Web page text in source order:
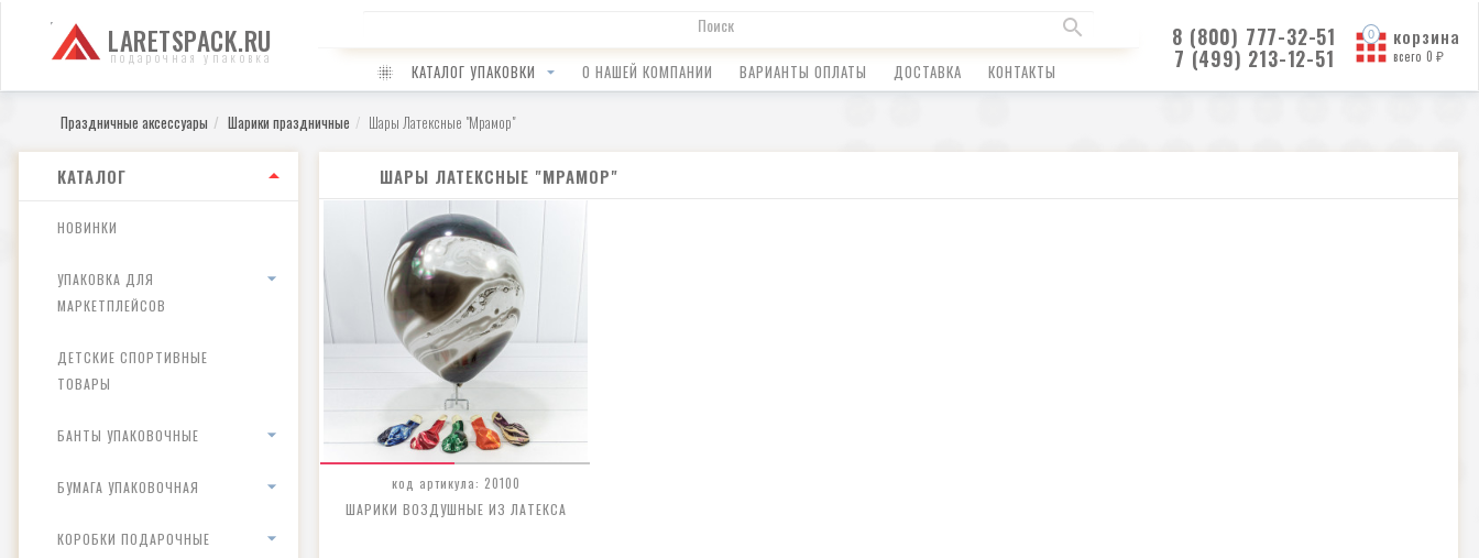
LARETSPACK.RU
подарочная упаковка
КАТАЛОГ УПАКОВКИ О НАШЕЙ КОМПАНИИ ВАРИАНТЫ ОПЛАТЫ ДОСТАВКА КОНТАКТЫ
8 (800) 777-32-51
7 (499) 213-12-51
корзина
всего 0₽
Праздничные аксессуары Шарики праздничные Шары Латексные "Мрамор"
КАТАЛОГ
НОВИНКИ
УПАКОВКА ДЛЯ
МАРКЕТПЛЕЙСОВ
ДЕТСКИЕ СПОРТИВНЫЕ
ТОВАРЫ
БАНТЫ УПАКОВОЧНЫЕ
БУМАГА УПАКОВОЧНАЯ
КОРОБКИ ПОДАРОЧНЫЕ
ШАРЫ ЛАТЕКСНЫЕ "МРАМОР"
код артикула: 20100
ШАРИКИ ВОЗДУШНЫЕ ИЗ ЛАТЕКСА